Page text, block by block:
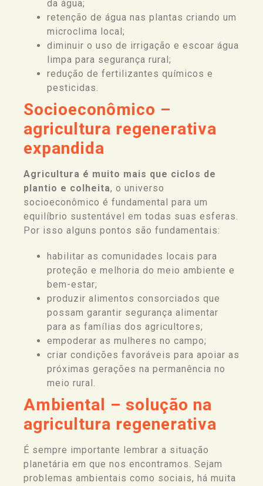
da água;
retenção de água nas plantas criando um
microclima local;
diminuir o uso de irrigação e escoar água
limpa para segurança rural;
redução de fertilizantes químicos e
pesticidas.
Socioeconômico –
agricultura regenerativa
expandida
Agricultura é muito mais que ciclos de
plantio e colheita, o universo
socioeconômico é fundamental para um
equilíbrio sustentável em todas suas esferas.
Por isso alguns pontos são fundamentais:
habilitar as comunidades locais para
proteção e melhoria do meio ambiente e
bem-estar;
produzir alimentos consorciados que
possam garantir segurança alimentar
para as famílias dos agricultores;
empoderar as mulheres no campo;
criar condições favoráveis para apoiar as
próximas gerações na permanência no
meio rural.
Ambiental – solução na
agricultura regenerativa
É sempre importante lembrar a situação
planetária em que nos encontramos. Sejam
problemas ambientais como sociais, há muita